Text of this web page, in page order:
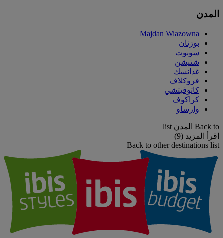
المدن
Majdan Wiazowna
بوزنان
سوبوت
شتيشن
غدانسك
فروكلاف
كاتوفيتشي
كراكوف
وارساو
Back to المدن list
اقرأ المزيد (9)
Back to other destinations list